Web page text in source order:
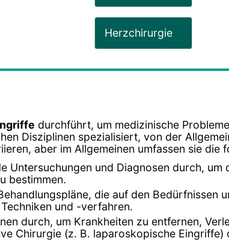
Herzchirurgie
durchführt, um medizinische
Disziplinen spezialisiert, von der
aber im Allgemeinen umfassen sie die
Untersuchungen und Diagnosen durch,
bestimmen.
die auf den Bedürfnissen
und -verfahren.
durch, um Krankheiten zu entfernen,
Chirurgie (z. B. laparoskopische